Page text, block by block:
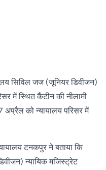
सिविल जज (जूनियर डिवीजन)
में स्थित कैंटीन की नीलामी
अप्रैल को न्यायालय परिसर में
टनकपुर ने बताया कि
न्यायिक मजिस्ट्रेट